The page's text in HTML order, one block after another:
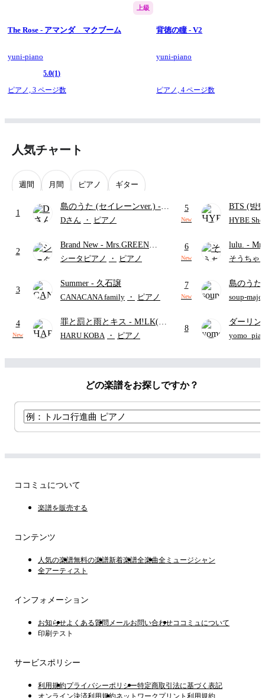
上級
The Rose - アマンダ マクブーム
yuni-piano
5.0(1)
ピアノ, 3 ページ数
背徳の瞳 - V2
yuni-piano
ピアノ,4 ページ数
人気チャート
週間 月間 ピアノ ギター
1
島のうた (セイレーンver.) -
セイレーン(CV.鈴木みのり)
ード・ペダル付き/『映画ちい
かわ 人魚の島のひみつ』よ
Dさん ・ ピアノ
2
Brand New - Mrs.GREEN
APPLE
シータピアノ ・ ピアノ
3
Summer - 久石譲
CANACANA family ・ ピアノ
4
New
罪と罰と雨とキス - M!LK(佐
野勇斗&吉田仁人)
HARU KOBA ・ ピアノ
5
New
BTS (방
HYBE
6
New
lulu. -
そうちゃ
7
New
島のうた
映画ちい
soup-majo
8
ダーリン
APPLE (
どの楽譜をお探しですか？
ココミュについて
楽譜を販売する
コンテンツ
人気の楽譜無料の楽譜新着楽譜全楽曲全ミュージシャン
全アーティスト
インフォメーション
お知らせよくある質問 メールお問い合わせココミュについて
印刷テスト
サービスポリシー
利用規約プライバシーポリシー特定商取引法に基づく表記
オンライン決済利用規約ネットワークプリント利用規約